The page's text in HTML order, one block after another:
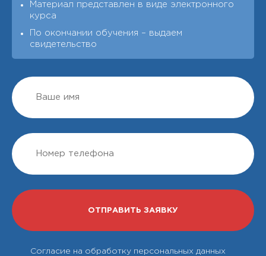
Материал представлен в виде электронного
курса
По окончании обучения – выдаeм
свидетельство
Согласие на обработку персональных данных